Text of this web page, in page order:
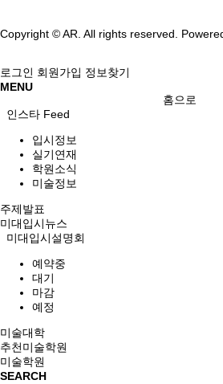
Copyright © AR. All rights reserved.
로그인 회원가입 정보찾기
MENU
홈으로
인스타 Feed
입시정보
실기연재
학원소식
미술정보
주제발표
미대입시뉴스
미대입시설명회
예약중
대기
마감
예정
미술대학
추천미술학원
미술학원
SEARCH